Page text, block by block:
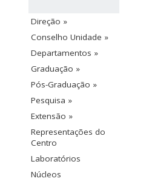
Direção »
Conselho Unidade »
Departamentos »
Graduação »
Pós-Graduação »
Pesquisa »
Extensão »
Representações do
Centro
Laboratórios
Núcleos